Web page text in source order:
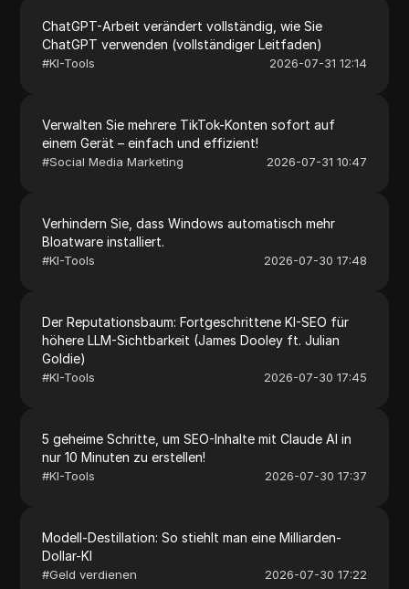
ChatGPT-Arbeit verändert vollständig, wie Sie
ChatGPT verwenden (vollständiger Leitfaden)
#KI-Tools 2026-07-31 12:14
Verwalten Sie mehrere TikTok-Konten sofort auf
einem Gerät – einfach und effizient!
#Social Media Marketing 2026-07-31 10:47
Verhindern Sie, dass Windows automatisch mehr
Bloatware installiert.
#KI-Tools 2026-07-30 17:48
Der Reputationsbaum: Fortgeschrittene KI-SEO für
höhere LLM-Sichtbarkeit (James Dooley ft. Julian
Goldie)
#KI-Tools 2026-07-30 17:45
5 geheime Schritte, um SEO-Inhalte mit Claude AI in
nur 10 Minuten zu erstellen!
#KI-Tools 2026-07-30 17:37
Modell-Destillation: So stiehlt man eine Milliarden-
Dollar-KI
#Geld verdienen 2026-07-30 17:22